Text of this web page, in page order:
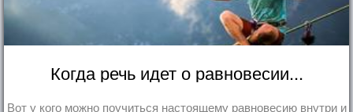
Когда речь идет о равновесии...
Вот у кого можно поучиться настоящему равновесию внутри и